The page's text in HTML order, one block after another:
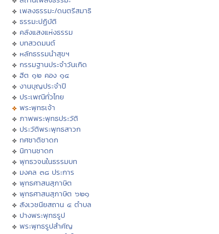
เพลงธรรมะ/ดนตรีสมาธิ
ธรรมะปฏิบัติ
คลังแสงแห่งธรรม
บทสวดมนต์
หลักธรรมนำสุขฯ
กรรมฐานประจำวันเกิด
ฮีต ๑๒ คอง ๑๔
งานบุญประจำปี
ประเพณีทั่วไทย
พระพุทธเจ้า
ภาพพระพุทธประวัติ
ประวัติพระพุทธสาวก
ทศชาติชาดก
นิทานชาดก
พุทธวจนในธรรมบท
มงคล ๓๘ ประการ
พุทธศาสนสุภาษิต
พุทธศาสนสุภาษิต ๖๒๑
สังเวชนียสถาน ๔ ตำบล
ปางพระพุทธรูป
พระพุทธรูปสำคัญ